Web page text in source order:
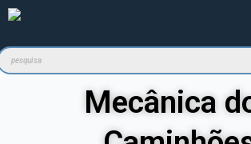
o
conteúdo
Mecânica